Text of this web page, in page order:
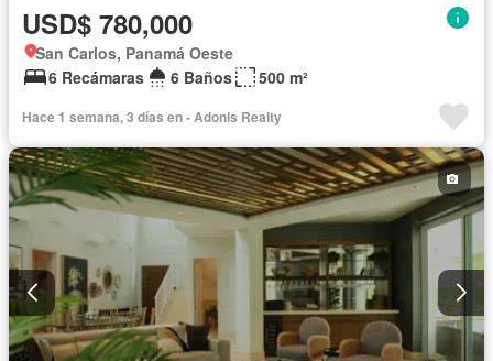
USD$ 780,000
San Carlos, Panamá Oeste
6 Recámaras
6 Baños 500 m²
Hace 1 semana, 3 días en - Adonis Realty